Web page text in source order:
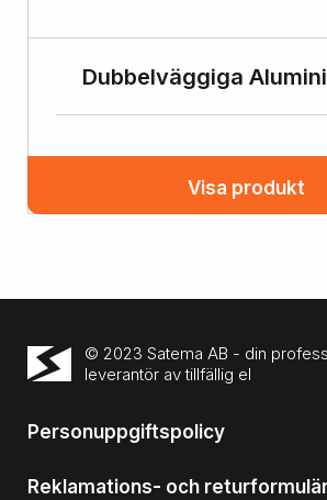
Dubbelväggiga
Visa produkt
© 2023 Satema AB - din
leverantör av tillfällig el
Personuppgiftspolicy
Reklamations- och